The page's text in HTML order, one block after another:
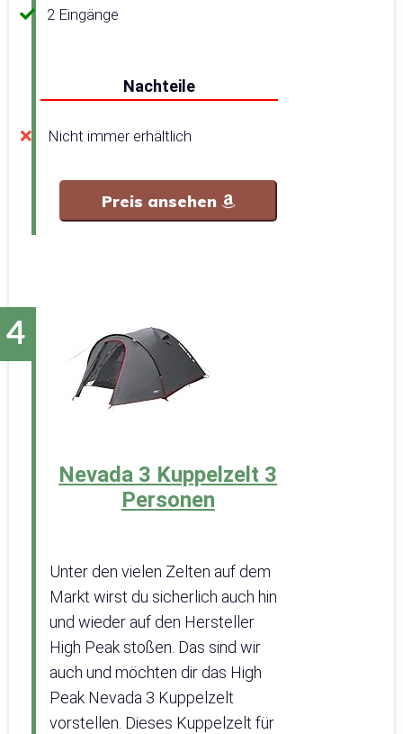
2 Eingänge
Nachteile
Nicht immer erhältlich
Preis ansehen
Nevada 3 Kuppelzelt 3
Personen
Unter den vielen Zelten auf dem
Markt wirst du sicherlich auch hin
und wieder auf den Hersteller
High Peak stoßen. Das sind wir
auch und möchten dir das High
Peak Nevada 3 Kuppelzelt
vorstellen. Dieses Kuppelzelt für